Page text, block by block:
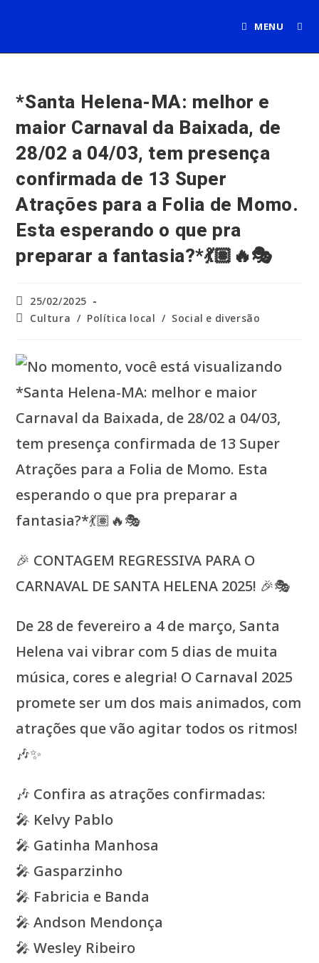
MENU
*Santa Helena-MA: melhor e
maior Carnaval da Baixada, de
28/02 a 04/03, tem presença
confirmada de 13 Super
Atrações para a Folia de Momo.
Esta esperando o que pra
preparar a fantasia?*💃🏽🔥🎭
Post
publicado:
25/02/2025
Categoria
Cultura / Política local / Social e diversão
🎉 CONTAGEM REGRESSIVA PARA O
CARNAVAL DE SANTA HELENA 2025! 🎉🎭
De 28 de fevereiro a 4 de março, Santa
Helena vai vibrar com 5 dias de muita
música, cores e alegria! O Carnaval 2025
promete ser um dos mais animados, com
atrações que vão agitar todos os ritmos!
🎶✨
🎶 Confira as atrações confirmadas:
🎤 Kelvy Pablo
🎤 Gatinha Manhosa
🎤 Gasparzinho
🎤 Fabricia e Banda
🎤 Andson Mendonça
🎤 Wesley Ribeiro